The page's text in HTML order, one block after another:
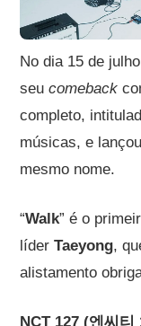
No dia 15 de
seucomeback
completo,
músicas, e
mesmo nome.
“Walk” é o
líderTaeyong,
alistamento
NCT 127 (엔씨티